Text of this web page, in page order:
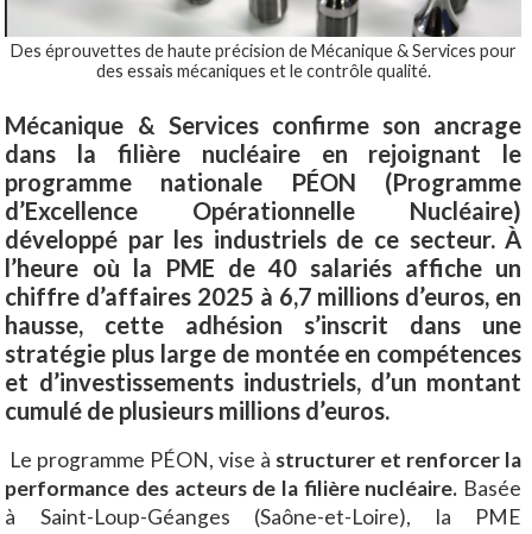
Des éprouvettes de haute précision de Mécanique & Services pour
des essais mécaniques et le contrôle qualité.
Mécanique & Services confirme son ancrage
dans la filière nucléaire en rejoignant le
programme nationale PÉON (Programme
d’Excellence Opérationnelle Nucléaire)
développé par les industriels de ce secteur. À
l’heure où la PME de 40 salariés affiche un
chiffre d’affaires 2025 à 6,7 millions d’euros, en
hausse, cette adhésion s’inscrit dans une
stratégie plus large de montée en compétences
et d’investissements industriels, d’un montant
cumulé de plusieurs millions d’euros.
Le programme PÉON, vise à structurer et renforcer la
performance des acteurs de la filière nucléaire. Basée
à Saint-Loup-Géanges (Saône-et-Loire), la PME